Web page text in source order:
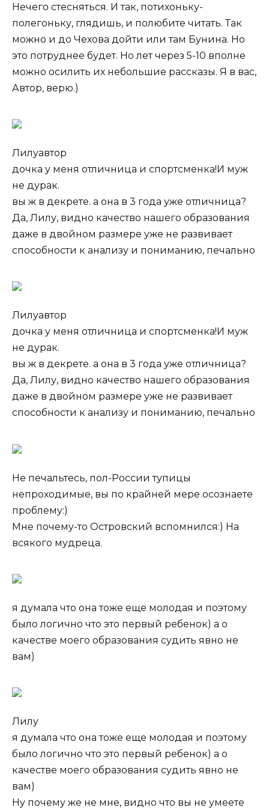
Нечего стесняться. И так, потихоньку-
полегоньку, глядишь, и полюбите читать. Так
можно и до Чехова дойти или там Бунина. Но
это потруднее будет. Но лет через 5-10 вполне
можно осилить их небольшие рассказы. Я в вас,
Автор, верю.)
Лилуавтор
дочка у меня отличница и спортсменка!И муж
не дурак.
вы ж в декрете. а она в 3 года уже отличница?
Да, Лилу, видно качество нашего образования
даже в двойном размере уже не развивает
способности к анализу и пониманию, печально
Лилуавтор
дочка у меня отличница и спортсменка!И муж
не дурак.
вы ж в декрете. а она в 3 года уже отличница?
Да, Лилу, видно качество нашего образования
даже в двойном размере уже не развивает
способности к анализу и пониманию, печально
Не печальтесь, пол-России тупицы
непроходимые, вы по крайней мере осознаете
проблему:)
Мне почему-то Островский вспомнился:) На
всякого мудреца.
я думала что она тоже еще молодая и поэтому
было логично что это первый ребенок) а о
качестве моего образования судить явно не
вам)
Лилу
я думала что она тоже еще молодая и поэтому
было логично что это первый ребенок) а о
качестве моего образования судить явно не
вам)
Ну почему же не мне, видно что вы не умеете